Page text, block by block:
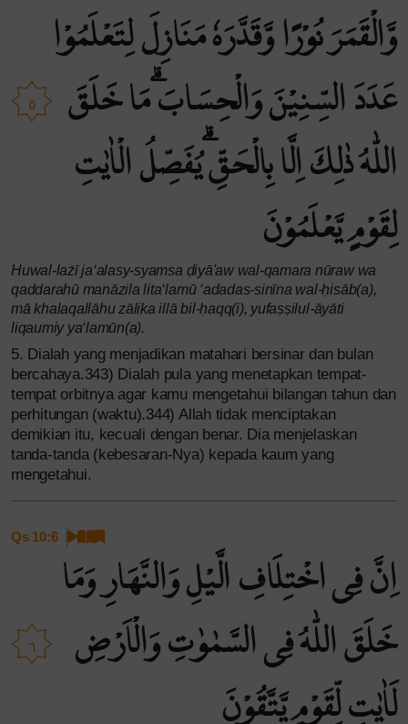
٥
وَّالْقَمَرَ نُوْرًا وَّقَدَّرَهٗ مَنَازِلَ لِتَعْلَمُوْا
عَدَدَ السِّنِيْنَ وَالْحِسَابَۗ مَا خَلَقَ
اللّٰهُ ذٰلِكَ اِلَّا بِالْحَقِّۗ يُفَصِّلُ الْاٰيٰتِ
لِقَوْمٍ يَّعْلَمُوْنَ
Huwal-lażī ja‘alasy-syamsa ḍiyā'aw wal-qamara nūraw wa
qaddarahū manāzila lita‘lamū ‘adadas-sinīna wal-ḥisāb(a),
mā khalaqallāhu zālika illā bil-ḥaqq(i), yufaṣṣilul-āyāti
liqaumiy ya‘lamūn(a).
5. Dialah yang menjadikan matahari bersinar dan bulan
bercahaya.343) Dialah pula yang menetapkan tempat-
tempat orbitnya agar kamu mengetahui bilangan tahun dan
perhitungan (waktu).344) Allah tidak menciptakan
demikian itu, kecuali dengan benar. Dia menjelaskan
tanda-tanda (kebesaran-Nya) kepada kaum yang
mengetahui.
Qs 10:6
٦
اِنَّ فِى اخْتِلَافِ الَّيْلِ وَالنَّهَارِ وَمَا
خَلَقَ اللّٰهُ فِى السَّمٰوٰتِ وَالْاَرْضِ
لَاٰيٰتٍ لِّقَوْمٍ يَّتَّقُوْنَ